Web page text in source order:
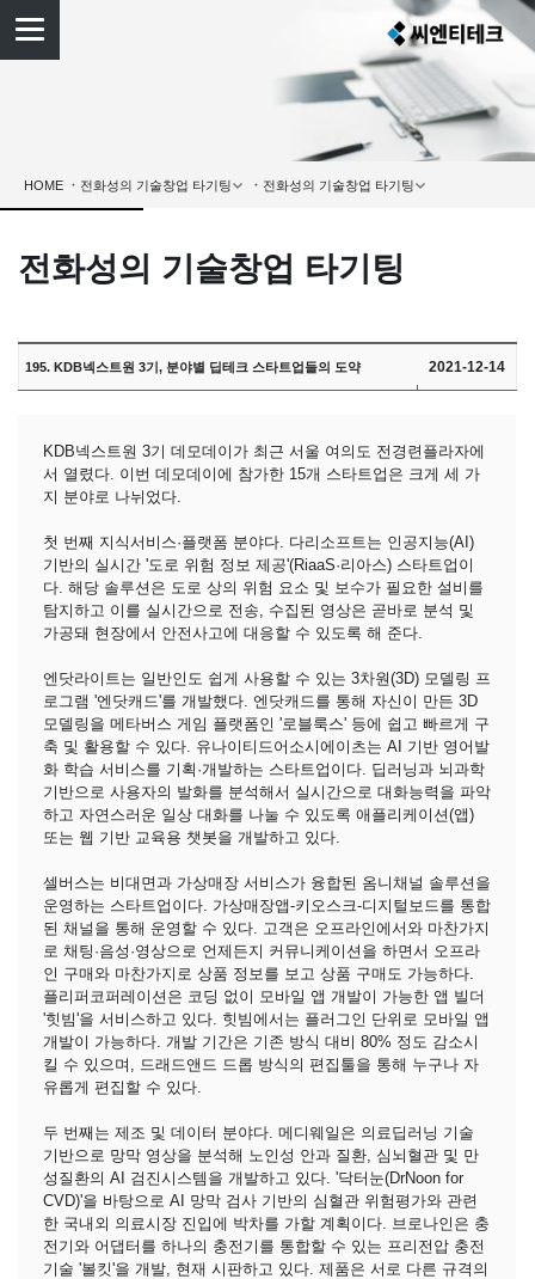
HOME
전화성의 기술창업 타기팅
195. KDB넥스트원 3기, 분야별 딥테크 스타트업들의 도약 2021-12-14
KDB넥스트원 3기 데모데이가 최근 서울 여의도 전경련플라자에
서 열렸다. 이번 데모데이에 참가한 15개 스타트업은 크게 세 가
지 분야로 나뉘었다.
첫 번째 지식서비스·플랫폼 분야다. 다리소프트는 인공지능(AI)
기반의 실시간 '도로 위험 정보 제공'(RiaaS·리아스) 스타트업이
다. 해당 솔루션은 도로 상의 위험 요소 및 보수가 필요한 설비를
탐지하고 이를 실시간으로 전송, 수집된 영상은 곧바로 분석 및
가공돼 현장에서 안전사고에 대응할 수 있도록 해 준다.
엔닷라이트는 일반인도 쉽게 사용할 수 있는 3차원(3D) 모델링 프
로그램 '엔닷캐드'를 개발했다. 엔닷캐드를 통해 자신이 만든 3D
모델링을 메타버스 게임 플랫폼인 '로블룩스' 등에 쉽고 빠르게 구
축 및 활용할 수 있다. 유나이티드어소시에이츠는 AI 기반 영어발
화 학습 서비스를 기획·개발하는 스타트업이다. 딥러닝과 뇌과학
기반으로 사용자의 발화를 분석해서 실시간으로 대화능력을 파악
하고 자연스러운 일상 대화를 나눌 수 있도록 애플리케이션(앱)
또는 웹 기반 교육용 챗봇을 개발하고 있다.
셀버스는 비대면과 가상매장 서비스가 융합된 옴니채널 솔루션을
운영하는 스타트업이다. 가상매장앱-키오스크-디지털보드를 통합
된 채널을 통해 운영할 수 있다. 고객은 오프라인에서와 마찬가지
로 채팅·음성·영상으로 언제든지 커뮤니케이션을 하면서 오프라
인 구매와 마찬가지로 상품 정보를 보고 상품 구매도 가능하다.
플리퍼코퍼레이션은 코딩 없이 모바일 앱 개발이 가능한 앱 빌더
'힛빔'을 서비스하고 있다. 힛빔에서는 플러그인 단위로 모바일 앱
개발이 가능하다. 개발 기간은 기존 방식 대비 80% 정도 감소시
킬 수 있으며, 드래드앤드 드롭 방식의 편집툴을 통해 누구나 자
유롭게 편집할 수 있다.
두 번째는 제조 및 데이터 분야다. 메디웨일은 의료딥러닝 기술
기반으로 망막 영상을 분석해 노인성 안과 질환, 심뇌혈관 및 만
성질환의 AI 검진시스템을 개발하고 있다. '닥터눈(DrNoon for
CVD)'을 바탕으로 AI 망막 검사 기반의 심혈관 위험평가와 관련
한 국내외 의료시장 진입에 박차를 가할 계획이다. 브로나인은 충
전기와 어댑터를 하나의 충전기를 통합할 수 있는 프리전압 충전
기술 '볼킷'을 개발, 현재 시판하고 있다. 제품은 서로 다른 규격의